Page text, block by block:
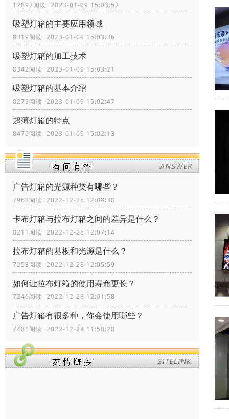
12897阅读 2023-01-09 15:03:57
吸塑灯箱的主要应用领域
8319阅读 2023-01-09 15:03:36
吸塑灯箱的加工技术
8342阅读 2023-01-09 15:03:21
吸塑灯箱的基本介绍
8279阅读 2023-01-09 15:02:47
超薄灯箱的特点
8476阅读 2023-01-09 15:02:13
广告灯箱的光源种类有哪些？
7963阅读 2022-12-28 12:08:38
卡布灯箱与拉布灯箱之间的差异是什么？
8211阅读 2022-12-28 12:07:14
拉布灯箱的基板和光源是什么？
7253阅读 2022-12-28 12:05:59
如何让拉布灯箱的使用寿命更长？
7246阅读 2022-12-28 12:01:58
广告灯箱有很多种，你会使用哪些？
7481阅读 2022-12-28 11:58:28